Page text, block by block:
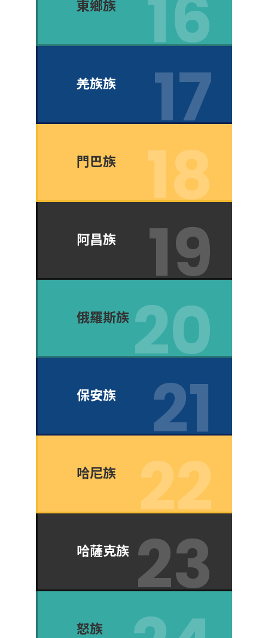
東鄉族
羌族族
門巴族
阿昌族
俄羅斯族
保安族
哈尼族
哈薩克族
怒族